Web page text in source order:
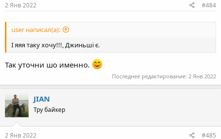
2 Янв 2022 #484
user написал(а):
І яяя таку хочу!!!, Джиньші є.
Так уточни шо именно.
Последнее редактирование: 2 Янв 2022
JIAN
Тру байкер
2 Янв 2022 #485